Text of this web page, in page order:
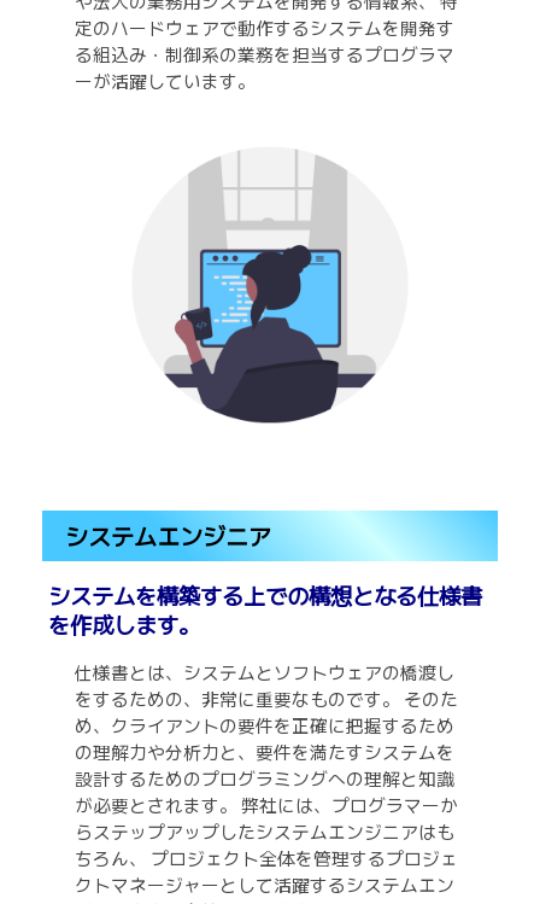
定のハードウェアで動作するシステムを開発す
る組込み・制御系の業務を担当するプログラマ
ーが活躍しています。
システムエンジニア
システムを構築する上での構想となる仕様書
を作成します。
仕様書とは、システムとソフトウェアの橋渡し
をするための、非常に重要なものです。 そのた
め、クライアントの要件を正確に把握するため
の理解力や分析力と、要件を満たすシステムを
設計するためのプログラミングへの理解と知識
が必要とされます。 弊社には、プログラマーか
らステップアップしたシステムエンジニアはも
ちろん、 プロジェクト全体を管理するプロジェ
クトマネージャーとして活躍するシステムエン